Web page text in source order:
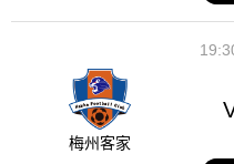
梅州客家